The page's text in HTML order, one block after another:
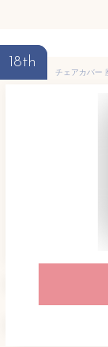
18th